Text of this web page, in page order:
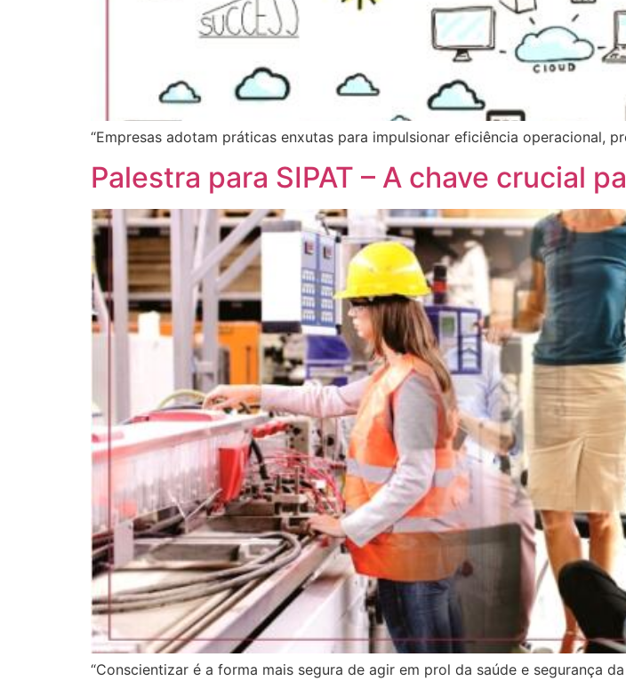
“Empresas adotam práticas enxutas para impulsionar eficiência operacional,
Palestra para SIPAT – A chave crucial
“Conscientizar é a forma mais segura de agir em prol da saúde e segurança